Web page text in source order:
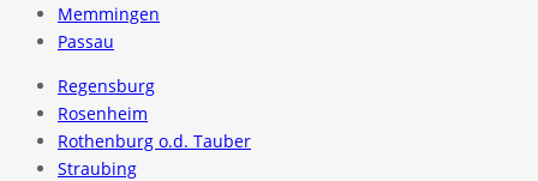
Memmingen
Passau
Regensburg
Rosenheim
Rothenburg o.d. Tauber
Straubing